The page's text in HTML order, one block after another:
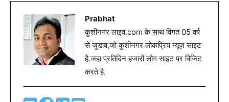
Prabhat
कुशीनगर लाइव.com के साथ विगत 05 वर्ष
से जुडाव,जो कुशीनगर लोकप्रिय न्यूज़ साइट
है.जहा प्रतिदिन हजारों लोग साइट पर विजिट
करते है.